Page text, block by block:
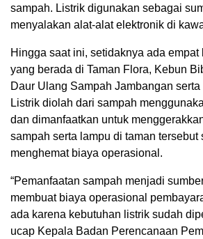
sampah. Listrik digunakan sebagai
menyalakan alat-alat elektronik di
Hingga saat ini, setidaknya ada
yang berada di Taman Flora, Kebun
Daur Ulang Sampah Jambangan
Listrik diolah dari sampah
dan dimanfaatkan untuk
sampah serta lampu di taman tersebut
menghemat biaya operasional.
“Pemanfaatan sampah menjadi
membuat biaya operasional
ada karena kebutuhan listrik sudah
ucap Kepala Badan Perencanaan